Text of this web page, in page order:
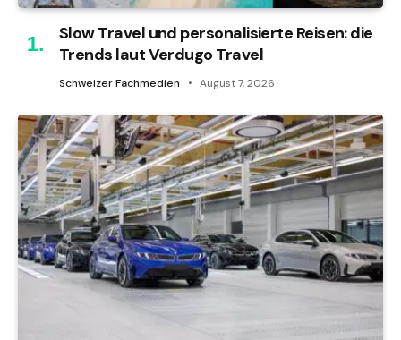
Slow Travel und personalisierte Reisen: die
Trends laut Verdugo Travel
Schweizer Fachmedien August 7, 2026